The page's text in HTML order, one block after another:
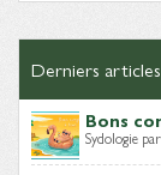
Derniers articles
Bons
Sydologie